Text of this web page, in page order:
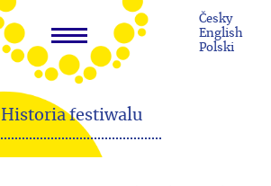
Česky
English
Polski
Historia festiwalu